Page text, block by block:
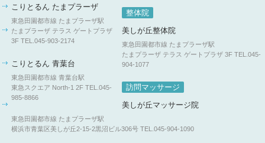
●当面の間、ハーブティーのサービスは中止させて
いただきます。ウォーターサーバーの用意がござ
いますので、ご自身での利用をお願いします。
[スタッフ・店内の対策]
●店内の消毒をコマメに行います。
●当面の間は、三密にならないように使用するベッ
ド数を減らし、施術間のインターバルを15分ほど
取らせていただきます。
は当面中止し、月曜日・火曜日・水曜日はプチフ
こりとるん たまプラーザ
東急田園都市線 たまプラーザ駅
たまプラーザ テラス ゲートプラザ
3FTEL.045-903-2174
こりとるん 青葉台
東急田園都市線 青葉台駅
東急スクエア North-1 2FTEL.045-
985-8866
整体院
美しが丘整体院
東急田園都市線 たまプラーザ駅
たまプラーザ テラス ゲートプラザ 3F TEL.045-
904-1077
訪問マッサージ
美しが丘マッサージ院
東急田園都市線 たまプラーザ駅
横浜市青葉区美しが丘2-15-2黒沼ビル306号 TEL.045-904-1090